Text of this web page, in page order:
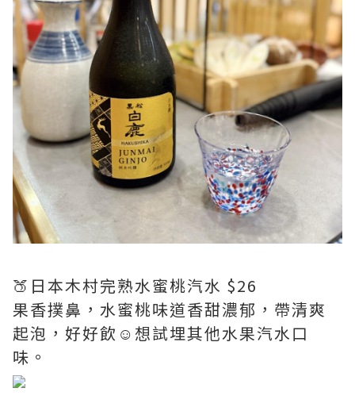
🍑日本木村完熟水蜜桃汽水 $26
果香撲鼻，水蜜桃味道香甜濃郁，帶清爽
起泡，好好飲☺️想試埋其他水果汽水口
味。